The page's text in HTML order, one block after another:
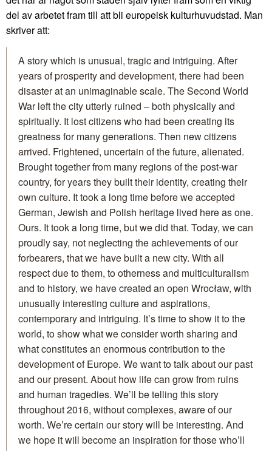
del av arbetet fram till att bli europeisk kulturhuvudstad. Man
skriver att:
A story which is unusual, tragic and intriguing. After
years of prosperity and development, there had been
disaster at an unimaginable scale. The Second World
War left the city utterly ruined – both physically and
spiritually. It lost citizens who had been creating its
greatness for many generations. Then new citizens
arrived. Frightened, uncertain of the future, alienated.
Brought together from many regions of the post-war
country, for years they built their identity, creating their
own culture. It took a long time before we accepted
German, Jewish and Polish heritage lived here as one.
Ours. It took a long time, but we did that. Today, we can
proudly say, not neglecting the achievements of our
forbearers, that we have built a new city. With all
respect due to them, to otherness and multiculturalism
and to history, we have created an open Wrocław, with
unusually interesting culture and aspirations,
contemporary and intriguing. It’s time to show it to the
world, to show what we consider worth sharing and
what constitutes an enormous contribution to the
development of Europe. We want to talk about our past
and our present. About how life can grow from ruins
and human tragedies. We’ll be telling this story
throughout 2016, without complexes, aware of our
worth. We’re certain our story will be interesting. And
we hope it will become an inspiration for those who’ll